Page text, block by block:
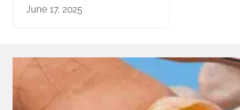
June 17, 2025